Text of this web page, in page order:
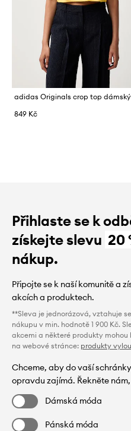
849 Kč
Přihlaste se k
získejte slevu 20
nákup.
Připojte se k naší komunitě a
akcích a produktech.
**Sleva je jednorázová, vztahuje
nákupu v min. hodnotě 1 900 Kč.
akcemi a některé produkty
na webové stránce: produkty
Chceme, aby do vaší
opravdu zajímá. Řekněte
Dámská móda
Pánská móda